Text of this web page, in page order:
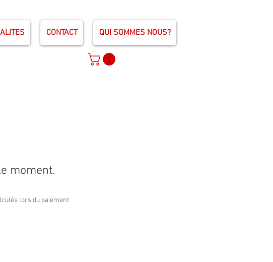
CONTACT QUI SOMMES NOUS?
moment.
lors du paiement